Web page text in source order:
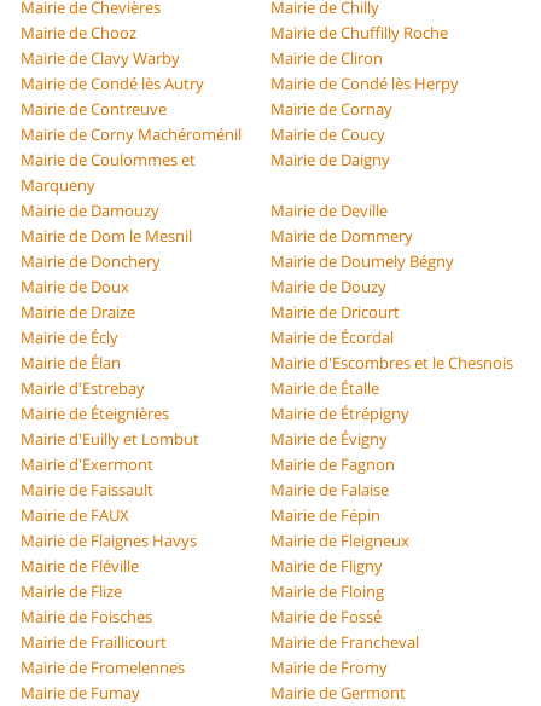
Mairie de Chevières
Mairie de Chilly
Mairie de Chooz
Mairie de Chuffilly Roche
Mairie de Clavy Warby
Mairie de Cliron
Mairie de Condé lès Autry
Mairie de Condé lès Herpy
Mairie de Contreuve
Mairie de Cornay
Mairie de Corny Machéroménil
Mairie de Coucy
Mairie de Coulommes et
Marqueny
Mairie de Daigny
Mairie de Damouzy
Mairie de Deville
Mairie de Dom le Mesnil
Mairie de Dommery
Mairie de Donchery
Mairie de Doumely Bégny
Mairie de Doux
Mairie de Douzy
Mairie de Draize
Mairie de Dricourt
Mairie de Écly
Mairie de Écordal
Mairie de Élan
Mairie d'Escombres et le Chesnois
Mairie d'Estrebay
Mairie de Étalle
Mairie de Éteignières
Mairie de Étrépigny
Mairie d'Euilly et Lombut
Mairie de Évigny
Mairie d'Exermont
Mairie de Fagnon
Mairie de Faissault
Mairie de Falaise
Mairie de FAUX
Mairie de Fépin
Mairie de Flaignes Havys
Mairie de Fleigneux
Mairie de Fléville
Mairie de Fligny
Mairie de Flize
Mairie de Floing
Mairie de Foisches
Mairie de Fossé
Mairie de Fraillicourt
Mairie de Francheval
Mairie de Fromelennes
Mairie de Fromy
Mairie de Fumay
Mairie de Germont